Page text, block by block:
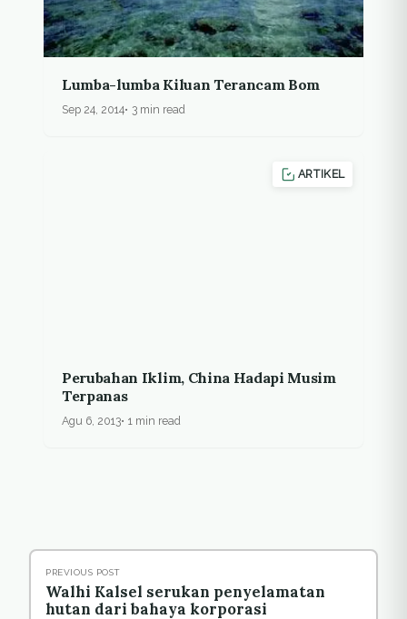
Lumba-lumba Kiluan Terancam Bom
Sep 24, 2014 3 min read
ARTIKEL
Perubahan Iklim, China Hadapi Musim
Terpanas
Agu 6, 2013 1 min read
PREVIOUS POST
Walhi Kalsel serukan penyelamatan
hutan dari bahaya korporasi